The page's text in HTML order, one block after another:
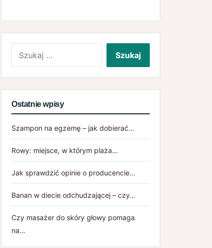
Ostatnie wpisy
Szampon na egzemę – jak dobierać…
Rowy: miejsce, w którym plaża…
Jak sprawdzić opinie o producencie…
Banan w diecie odchudzającej – czy…
Czy masażer do skóry głowy pomaga
na…